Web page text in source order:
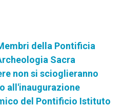
della Pontificia
Sacra
non si scioglieranno
all'inaugurazione
del Pontificio Istituto